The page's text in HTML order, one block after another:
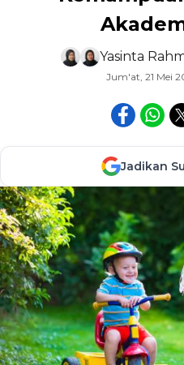
Yasinta
Jum'at, 21 Mei
Jadikan